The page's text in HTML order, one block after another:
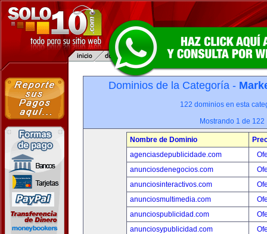
Dominios de la Categoría -
122 dominios en esta
Mostrando 1 de 122
Nombre de Dominio
agenciasdepublicidade.com
anunciosdenegocios.com
anunciosinteractivos.com
anunciosmultimedia.com
anunciospublicidad.com
anunciosypublicidad.com